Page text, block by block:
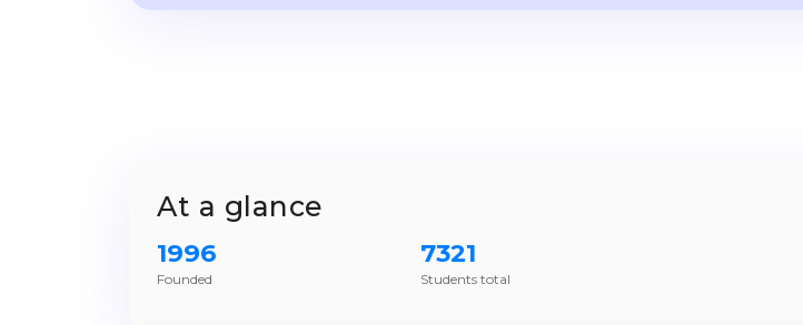
At a glance
1996
Founded
7321
Students total